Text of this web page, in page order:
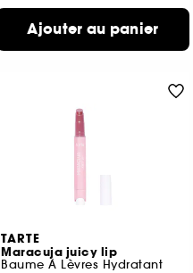
Ajouter au panier
TARTE
Maracuja juicy lip
Baume À Lèvres Hydratant